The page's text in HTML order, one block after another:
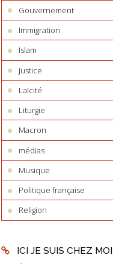
Gouvernement
Immigration
Islam
Justice
Laïcité
Liturgie
Macron
médias
Musique
Politique française
Religion
ICI JE SUIS CHEZ MOI